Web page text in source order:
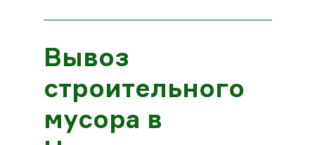
Вывоз
строительного
мусора в